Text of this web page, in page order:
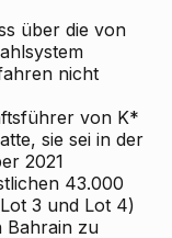
über die von
nicht
von K*
sie sei in der
2021
43.000
3 und Lot 4)
Bahrain zu